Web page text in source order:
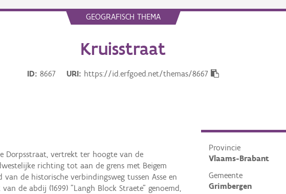
GEOGRAFISCH THEMA
Kruisstraat
ID 8667 URI https://id.erfgoed.net/themas/8667
Provincie
Vlaams-Brabant
Gemeente
Grimbergen
Dorpsstraat, vertrekt ter hoogte van de
richting tot aan de grens met Beigem
van de historische verbindingsweg tussen Asse en
de abdij (1699) "Langh Block Straete" genoemd,